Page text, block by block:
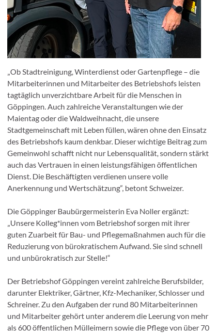
„Ob Stadtreinigung, Winterdienst oder Gartenpflege – die
Mitarbeiterinnen und Mitarbeiter des Betriebshofs leisten
tagtäglich unverzichtbare Arbeit für die Menschen in
Göppingen. Auch zahlreiche Veranstaltungen wie der
Maientag oder die Waldweihnacht, die unsere
Stadtgemeinschaft mit Leben füllen, wären ohne den Einsatz
des Betriebshofs kaum denkbar. Dieser wichtige Beitrag zum
Gemeinwohl schafft nicht nur Lebensqualität, sondern stärkt
auch das Vertrauen in einen leistungsfähigen öffentlichen
Dienst. Die Beschäftigten verdienen unsere volle
Anerkennung und Wertschätzung“, betont Schweizer.
Die Göppinger Baubürgermeisterin Eva Noller ergänzt:
„Unsere Kolleg*innen vom Betriebshof sorgen mit ihrer
guten Zuarbeit für Bau- und Pflegemaßnahmen auch für die
Reduzierung von bürokratischem Aufwand. Sie sind schnell
und unbürokratisch zur Stelle!“
Der Betriebshof Göppingen vereint zahlreiche Berufsbilder,
darunter Elektriker, Gärtner, Kfz-Mechaniker, Schlosser und
Schreiner. Zu den Aufgaben der rund 80 Mitarbeiterinnen
und Mitarbeiter gehört unter anderem die Leerung von mehr
als 600 öffentlichen Mülleimern sowie die Pflege von über 70